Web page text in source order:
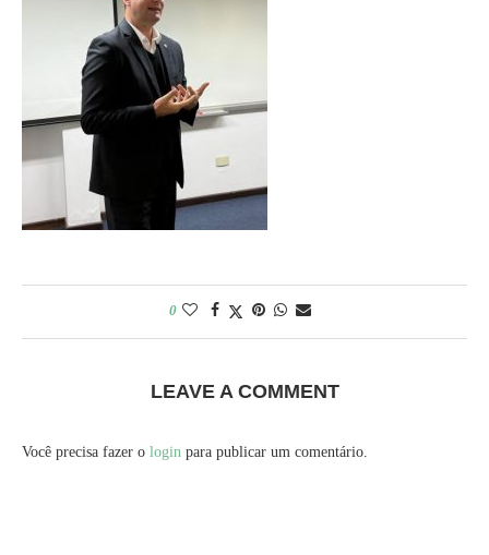
0
LEAVE A COMMENT
Você precisa fazer o login para publicar um comentário.